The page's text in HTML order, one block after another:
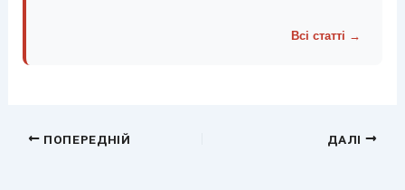
Всі статті →
ПОПЕРЕДНІЙ ДАЛІ